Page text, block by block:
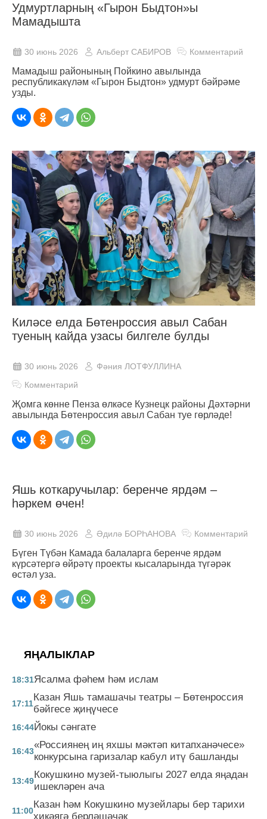
Удмуртларның «Гырон Быдтон»ы
Мамадышта
30 июнь 2026 Альберт САБИРОВ Комментарий
Мамадыш районының Пойкино авылында
республикакүләм «Гырон Быдтон» удмурт бәйрәме
узды.
Киләсе елда Бөтенроссия авыл Сабан
туеның кайда узасы билгеле булды
30 июнь 2026
Фәния ЛОТФУЛЛИНА
Комментарий
Җомга көнне Пенза өлкәсе Кузнецк районы Дәхтәрни
авылында Бөтенроссия авыл Сабан туе гөрләде!
Яшь коткаручылар: беренче ярдәм –
һәркем өчен!
30 июнь 2026 Әдилә БОРҺАНОВА Комментарий
Бүген Түбән Камада балаларга беренче ярдәм
күрсәтергә өйрәтү проекты кысаларында түгәрәк
өстәл уза.
ЯҢАЛЫКЛАР
18:31Ясалма фәһем һәм ислам
17:11
Казан Яшь тамашачы театры – Бөтенроссия
бәйгесе җиңүчесе
16:44Йокы сәнгате
16:43
«Россиянең иң яхшы мәктәп китапханәчесе»
конкурсына гаризалар кабул итү башланды
13:49
Кокушкино музей-тыюлыгы 2027 елда яңадан
ишекләрен ача
11:00
Казан һәм Кокушкино музейлары бер тарихи
хикәягә берләшәчәк